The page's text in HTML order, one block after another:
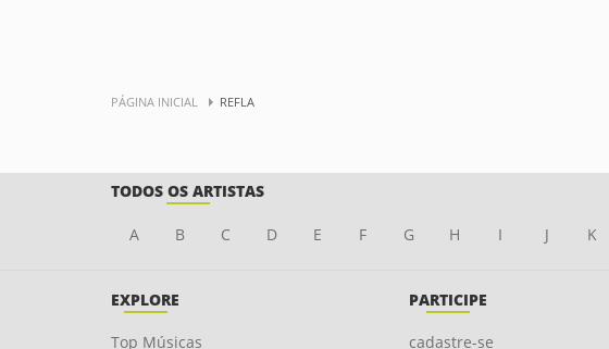
PÁGINA INICIAL REFLA
TODOS OS ARTISTAS
A B C D E F G H I J K
EXPLORE
Top Músicas
PARTICIPE
cadastre-se